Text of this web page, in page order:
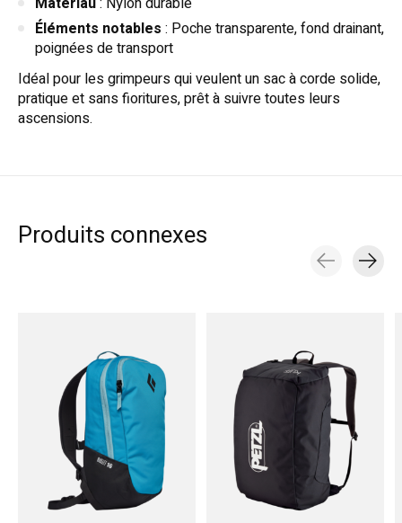
Éléments notables : Poche transparente, fond drainant,
poignées de transport
Idéal pour les grimpeurs qui veulent un sac à corde solide,
pratique et sans fioritures, prêt à suivre toutes leurs
ascensions.
Produits connexes